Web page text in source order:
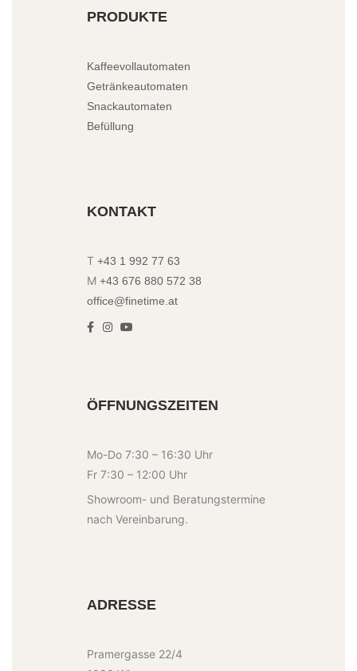
PRODUKTE
Kaffeevollautomaten
Getränkeautomaten
Snackautomaten
Befüllung
KONTAKT
T +43 1 992 77 63
M +43 676 880 572 38
office@finetime.at
ÖFFNUNGSZEITEN
Mo-Do 7:30 – 16:30 Uhr
Fr 7:30 – 12:00 Uhr
Showroom- und Beratungstermine
nach Vereinbarung.
ADRESSE
Pramergasse 22/4